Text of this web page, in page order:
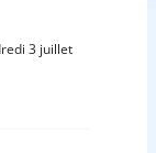
3 juillet